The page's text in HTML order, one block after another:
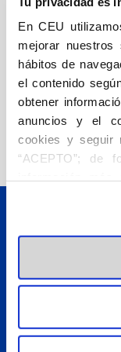
En CEU
mejorar
hábitos de
el contenido
obtener
anuncios y el
cookies y seguir
“ACEPTO”; de
en el botón
visitar nuestra
C/Julián Romea, 18 -
Telf: